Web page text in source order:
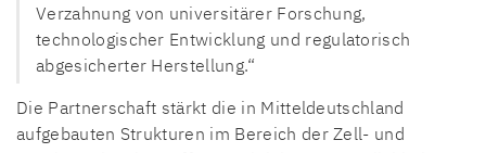
Verzahnung von universitärer Forschung,
technologischer Entwicklung und regulatorisch
abgesicherter Herstellung.“
Die Partnerschaft stärkt die in Mitteldeutschland
aufgebauten Strukturen im Bereich der Zell- und